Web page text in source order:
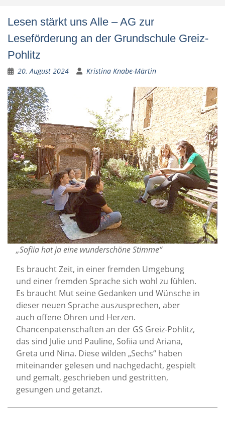
Lesen stärkt uns Alle – AG zur
Leseförderung an der Grundschule Greiz-
Pohlitz
20. August 2024 Kristina Knabe-Märtin
„Sofiia hat ja eine wunderschöne Stimme“
Es braucht Zeit, in einer fremden Umgebung
und einer fremden Sprache sich wohl zu fühlen.
Es braucht Mut seine Gedanken und Wünsche in
dieser neuen Sprache auszusprechen, aber
auch offene Ohren und Herzen.
Chancenpatenschaften an der GS Greiz-Pohlitz,
das sind Julie und Pauline, Sofiia und Ariana,
Greta und Nina. Diese wilden „Sechs“ haben
miteinander gelesen und nachgedacht, gespielt
und gemalt, geschrieben und gestritten,
gesungen und getanzt.